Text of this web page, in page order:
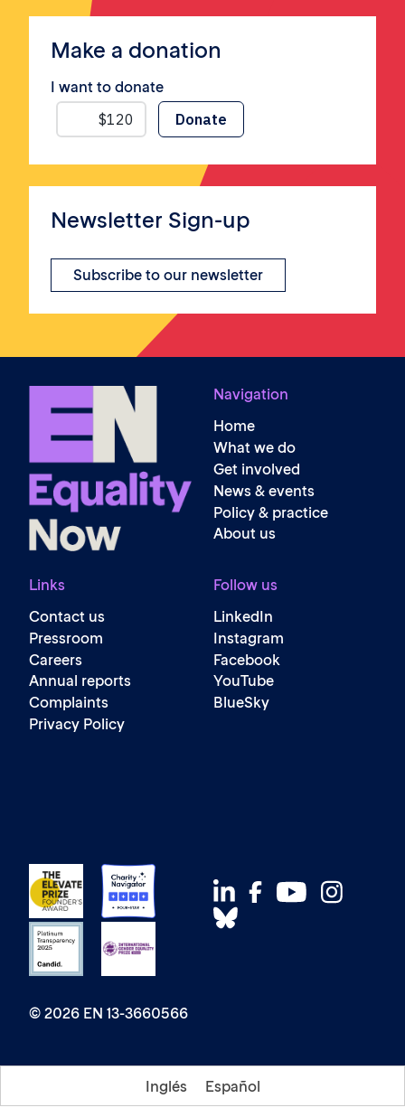
Make a donation
I want to donate
Newsletter Sign-up
Subscribe to our newsletter
Navigation
Home
What we do
Get involved
News & events
Policy & practice
About us
Links
Contact us
Pressroom
Careers
Annual reports
Complaints
Privacy Policy
Follow us
LinkedIn
Instagram
Facebook
YouTube
BlueSky
© 2026 EN 13-3660566
Inglés Español